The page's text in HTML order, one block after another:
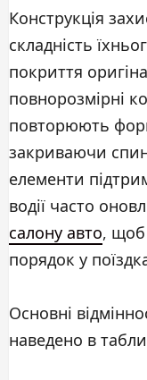
Конструкція
складність
покриття
повнорозмірні
повторюють
закриваючи
елементи
водії часто
салону авто, щоб
порядок у
Основні
наведено в